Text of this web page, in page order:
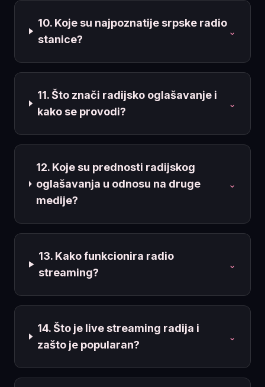
10. Koje su najpoznatije srpske radio
stanice?
⌄
11. Što znači radijsko oglašavanje i
kako se provodi?
⌄
12. Koje su prednosti radijskog
oglašavanja u odnosu na druge
medije?
⌄
13. Kako funkcionira radio
streaming?
⌄
14. Što je live streaming radija i
zašto je popularan?
⌄